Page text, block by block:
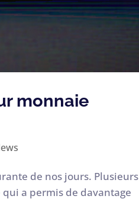
monnaie
de nos jours. Plusieurs
a permis de davantage